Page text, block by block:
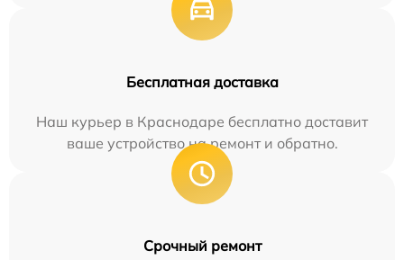
Бесплатная доставка
Наш курьер в Краснодаре бесплатно доставит
ваше устройство на ремонт и обратно.
Срочный ремонт